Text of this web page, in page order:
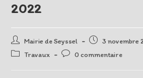
2022
Auteur/autrice
de
Mairie de Seyssel
Post
published:
3 novembre
PostTravaux
Post0 commentaire